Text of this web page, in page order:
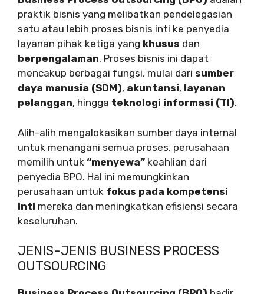
praktik bisnis yang melibatkan pendelegasian
satu atau lebih proses bisnis inti ke penyedia
layanan pihak ketiga yang khusus dan
berpengalaman. Proses bisnis ini dapat
mencakup berbagai fungsi, mulai dari sumber
daya manusia (SDM), akuntansi, layanan
pelanggan, hingga teknologi informasi (TI).
Alih-alih mengalokasikan sumber daya internal
untuk menangani semua proses, perusahaan
memilih untuk “menyewa” keahlian dari
penyedia BPO. Hal ini memungkinkan
perusahaan untuk fokus pada kompetensi
inti mereka dan meningkatkan efisiensi secara
keseluruhan.
JENIS-JENIS BUSINESS PROCESS
OUTSOURCING